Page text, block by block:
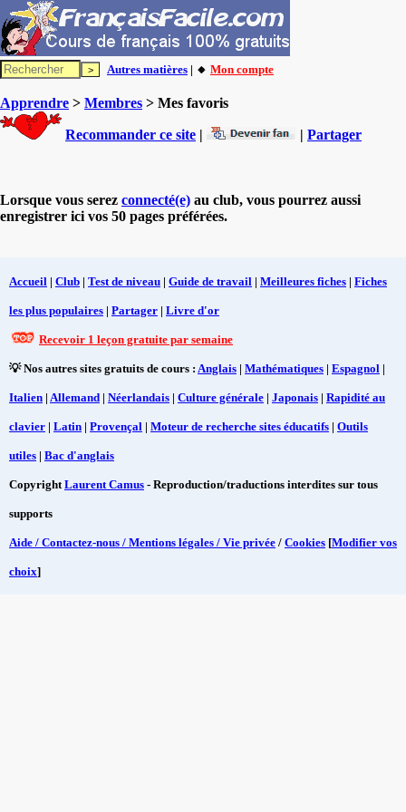
Autres matières | 🔸 Mon compte
Apprendre > Membres > Mes favoris
Recommander ce site | | Partager
Lorsque vous serez connecté(e) au club, vous pourrez aussi
enregistrer ici vos 50 pages préférées.
Accueil | Club | Test de niveau | Guide de travail | Meilleures fiches | Fiches
les plus populaires | Partager | Livre d'or
Recevoir 1 leçon gratuite par semaine
💡 Nos autres sites gratuits de cours : Anglais | Mathématiques | Espagnol |
Italien | Allemand | Néerlandais | Culture générale | Japonais | Rapidité au
clavier | Latin | Provençal | Moteur de recherche sites éducatifs | Outils
utiles | Bac d'anglais
CopyrightLaurent Camus - Reproduction/traductions interdites sur tous
supports
Aide / Contactez-nous / Mentions légales / Vie privée / Cookies [Modifier vos
choix]